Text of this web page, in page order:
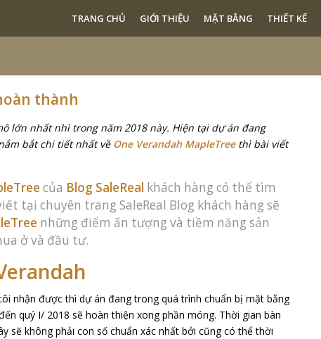
TRANG CHỦ GIỚI THIỆU MẶT BẰNG THIẾT KẾ
thành
lớn nhất nhì trong năm 2018 này. Hiện tại dự án đang
bắt chi tiết nhất về One Verandah MapleTreethì bài viết
của Blog SaleReal khách hàng có thể tìm
tại chuyên trang SaleReal Blog khách hàng sẽ
những điểm ấn tượng và tiềm năng sản
ở và đầu tư.
nhận được thì dự án đang trong quá trình chuẩn bị mặt bằng
quý I/ 2018 sẽ hoàn thiện xong phần móng. Thời gian bàn
sẽ không phải con số chuẩn xác nhất bởi cũng có thể thời